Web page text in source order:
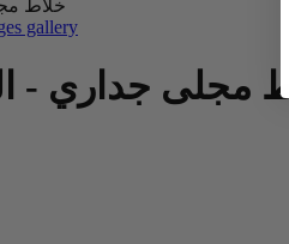
gallery
مجلى جداري -